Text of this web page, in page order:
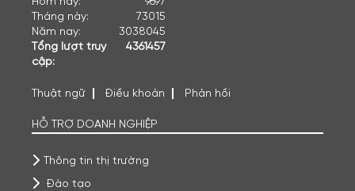
Tháng này:
73015
Năm nay:
3038045
Tổng lượt truy
cập:
4361457
Thuật ngữ Điều khoản Phản hồi
HỖ TRỢ DOANH NGHIỆP
Thông tin thị trường
Đào tạo